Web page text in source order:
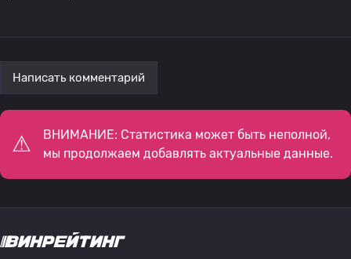
Написать комментарий
ВНИМАНИЕ: Статистика может быть неполной,
мы продолжаем добавлять актуальные данные.